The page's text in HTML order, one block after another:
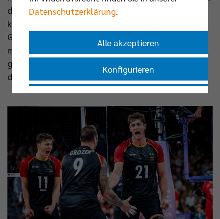
das Team über elf Spieler auf selbem Niveau. Jeder
kann etwas zum Erfolg beitragen und man hat das
Gefühl, jeder gönnt es dem anderen auch. Dazu
macht es der Bundestrainer mit seiner ruhigen Art
gut. Das überträgt sich auf die Mannschaft. So ist
diesem Team alles zuzutrauen.“
Datenschutzerklärung.
Alle akzeptieren
Konfigurieren
Nur essenzielle Cookies akzeptieren
Impressum | Datenschutzerklärung